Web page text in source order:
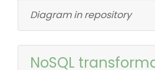
Diagram in repository
NoSQL